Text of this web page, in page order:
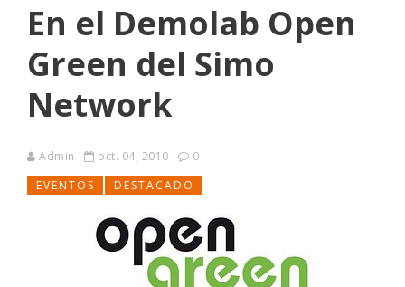
En el Demolab Open
Green del Simo
Network
Admin oct. 04, 2010
0
EVENTOS
DESTACADO